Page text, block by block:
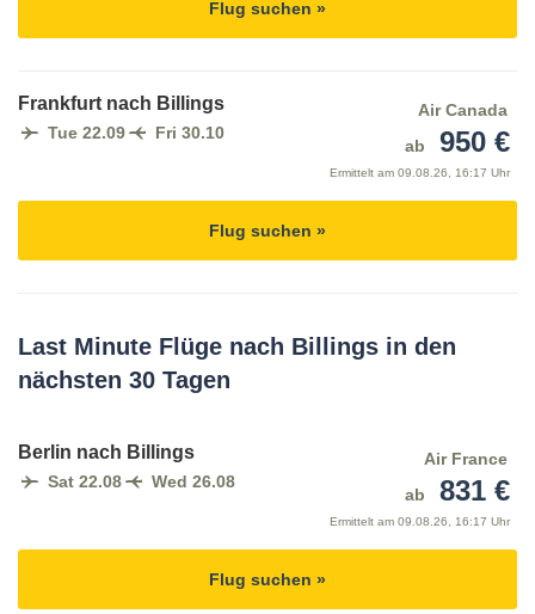
Flug suchen »
Frankfurt nach Billings
Tue 22.09 Fri 30.10
Air Canada
ab
950 €
Ermittelt am 09.08.26, 16:17 Uhr
Flug suchen »
Last Minute Flüge nach Billings in den
nächsten 30 Tagen
Berlin nach Billings
Sat 22.08 Wed 26.08
Air France
ab
831 €
Ermittelt am 09.08.26, 16:17 Uhr
Flug suchen »